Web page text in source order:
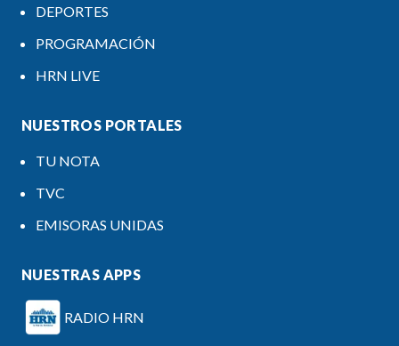
DEPORTES
PROGRAMACIÓN
HRN LIVE
NUESTROS PORTALES
TU NOTA
TVC
EMISORAS UNIDAS
NUESTRAS APPS
RADIO HRN